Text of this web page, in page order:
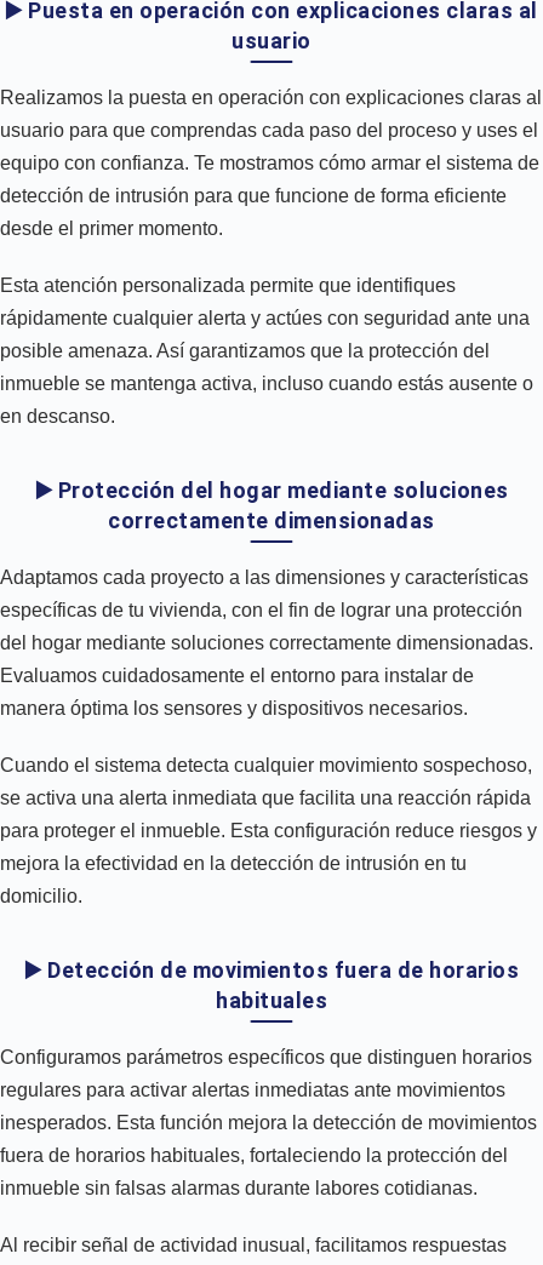
▶️ Puesta en operación con explicaciones claras al
usuario
Realizamos la puesta en operación con explicaciones claras al
usuario para que comprendas cada paso del proceso y uses el
equipo con confianza. Te mostramos cómo armar el sistema de
detección de intrusión para que funcione de forma eficiente
desde el primer momento.
Esta atención personalizada permite que identifiques
rápidamente cualquier alerta y actúes con seguridad ante una
posible amenaza. Así garantizamos que la protección del
inmueble se mantenga activa, incluso cuando estás ausente o
en descanso.
▶️ Protección del hogar mediante soluciones
correctamente dimensionadas
Adaptamos cada proyecto a las dimensiones y características
específicas de tu vivienda, con el fin de lograr una protección
del hogar mediante soluciones correctamente dimensionadas.
Evaluamos cuidadosamente el entorno para instalar de
manera óptima los sensores y dispositivos necesarios.
Cuando el sistema detecta cualquier movimiento sospechoso,
se activa una alerta inmediata que facilita una reacción rápida
para proteger el inmueble. Esta configuración reduce riesgos y
mejora la efectividad en la detección de intrusión en tu
domicilio.
▶️ Detección de movimientos fuera de horarios
habituales
Configuramos parámetros específicos que distinguen horarios
regulares para activar alertas inmediatas ante movimientos
inesperados. Esta función mejora la detección de movimientos
fuera de horarios habituales, fortaleciendo la protección del
inmueble sin falsas alarmas durante labores cotidianas.
Al recibir señal de actividad inusual, facilitamos respuestas